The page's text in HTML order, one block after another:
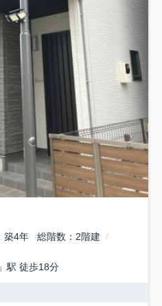
築4年 総階数
2階建
」駅 徒歩18分